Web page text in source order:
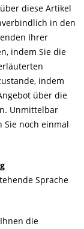
diese Artikel
in den
Ihrer
indem Sie die
indem
über die
Unmittelbar
Sie noch einmal
Sprache
die